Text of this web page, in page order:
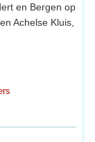
en Bergen op
Achelse Kluis,